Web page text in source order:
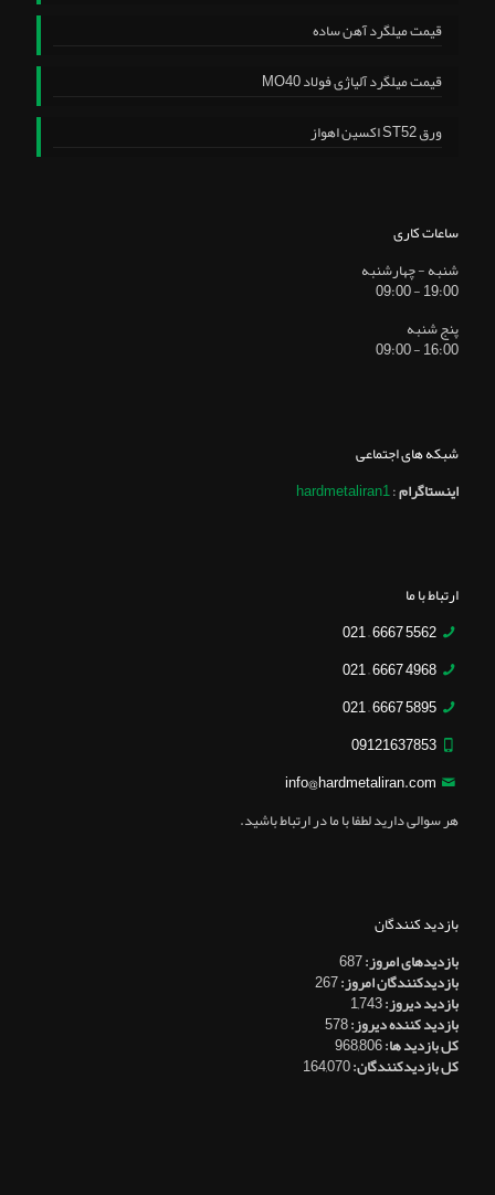
قیمت میلگرد آهن ساده
قیمت میلگرد آلیاژی فولاد MO40
ورق ST52 اکسین اهواز
ساعات کاری
شنبه - چهارشنبه
19:00 - 09:00
پنج شنبه
16:00 - 09:00
شبکه های اجتماعی
اینستاگرام:
hardmetaliran1
ارتباط با ما
5562 6667 – 021
4968 6667 – 021
5895 6667 – 021
09121637853
info@hardmetaliran.com
هر سوالی دارید لطفا با ما در ارتباط باشید.
بازدید کنندگان
بازدیدهای امروز:687
بازدیدکنندگان امروز:267
بازدید دیروز:1,743
بازدید کننده دیروز:578
کل بازدید ها:968,806
کل بازدیدکنند‌گان:164,070